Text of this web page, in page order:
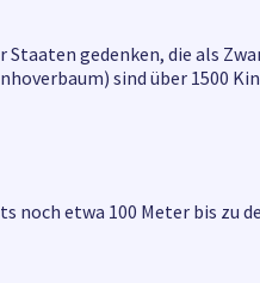
Staaten gedenken, die als
sind über 1500
noch etwa 100 Meter bis zu